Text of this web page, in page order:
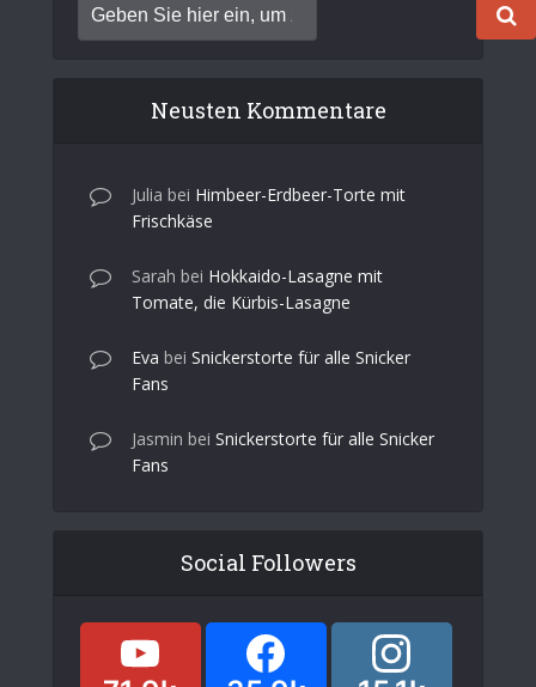
Neusten Kommentare
Julia bei Himbeer-Erdbeer-Torte mit
Frischkäse
Sarah bei Hokkaido-Lasagne mit
Tomate, die Kürbis-Lasagne
Eva bei Snickerstorte für alle Snicker
Fans
Jasmin bei Snickerstorte für alle Snicker
Fans
Social Followers